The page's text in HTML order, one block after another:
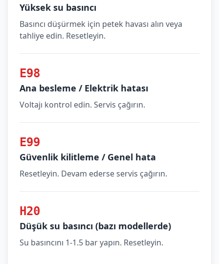
Yüksek su basıncı
Basıncı düşürmek için petek havası alın veya
tahliye edin. Resetleyin.
E98
Ana besleme / Elektrik hatası
Voltajı kontrol edin. Servis çağırın.
E99
Güvenlik kilitleme / Genel hata
Resetleyin. Devam ederse servis çağırın.
H20
Düşük su basıncı (bazı modellerde)
Su basıncını 1-1.5 bar yapın. Resetleyin.